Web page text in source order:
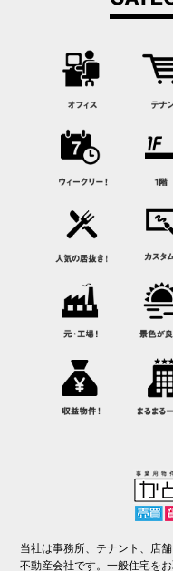
当社は事務所、テナント、店
不動産会社です。一般住宅を